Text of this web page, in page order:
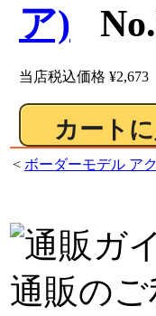
ア)
当店税込価格 ¥2,673
< ボーダーモデル ア
通販の